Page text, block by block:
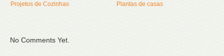
Projetos de Cozinhas Plantas de casas
No Comments Yet.